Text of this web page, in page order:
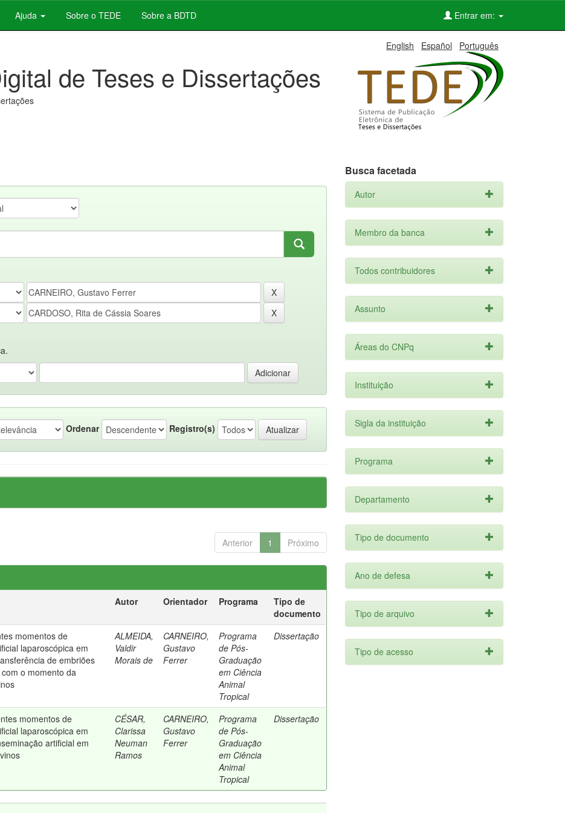
Ajuda Sobre o TEDE Sobre a BDTD Entrar em:
English Español Português
de Teses e Dissertações
Ordenar Registro(s)
Anterior 1 Próximo
Autor Orientador Programa
Tipo de
documento
momentos de
laparoscópica em
de embriões
o momento da
ALMEIDA,
Valdir
Morais de
CARNEIRO,
Gustavo
Ferrer
Programa
de Pós-
Graduação
em Ciência
Animal
Tropical
Dissertação
momentos de
laparoscópica em
artificial em
CÉSAR,
Clarissa
Neuman
Ramos
CARNEIRO,
Gustavo
Ferrer
Programa
de Pós-
Graduação
em Ciência
Animal
Tropical
Dissertação
Busca facetada
Autor
Membro da banca
Todos contribuidores
Assunto
Áreas do CNPq
Instituição
Sigla da instituição
Programa
Departamento
Tipo de documento
Ano de defesa
Tipo de arquivo
Tipo de acesso